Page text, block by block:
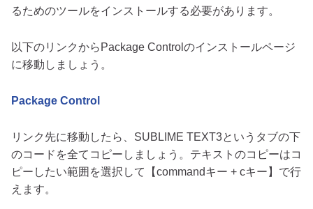
るためのツールをインストールする必要があります。
以下のリンクからPackage Controlのインストールページ
に移動しましょう。
Package Control
リンク先に移動したら、SUBLIME TEXT3というタブの下
のコードを全てコピーしましょう。テキストのコピーはコ
ピーしたい範囲を選択して【commandキー + cキー】で行
えます。